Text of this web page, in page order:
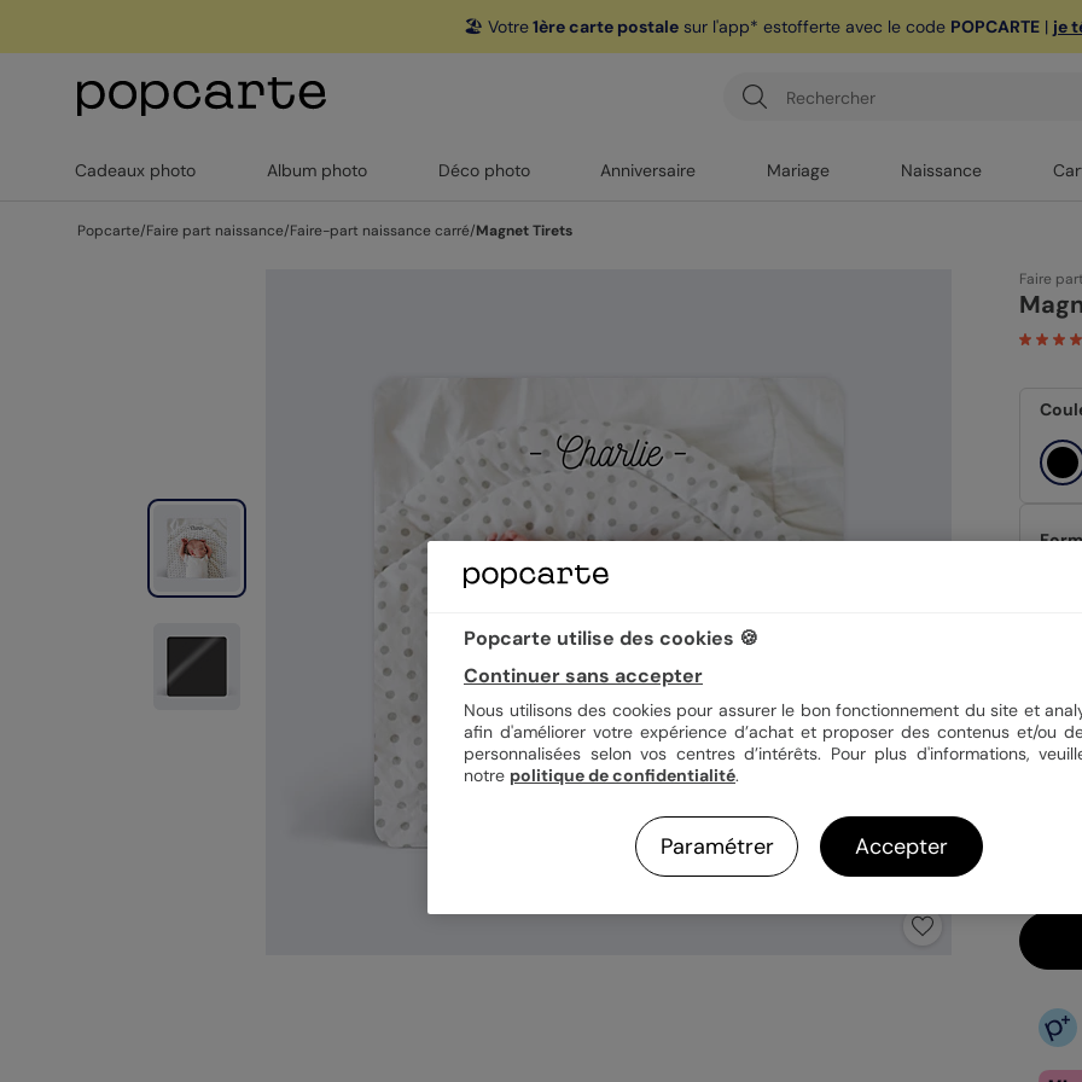
🏖️ Votre1ère carte postalesur l'app* estofferte avec le code POPCARTE| je
Cadeaux photo Album photo Déco photo Anniversaire Mariage Naissance
Popcarte/Faire part naissance/Faire-part naissance carré/Magnet Tirets
Faire
Popcarte utilise des cookies 🍪
Continuer sans accepter
Nous utilisons des cookies pour assurer le bon fonctionnement du site et
afin d'améliorer votre expérience d’achat et proposer des contenus et/ou
personnalisées selon vos centres d’intérêts. Pour plus d'informations,
notre politique de confidentialité.
Paramétrer Accepter